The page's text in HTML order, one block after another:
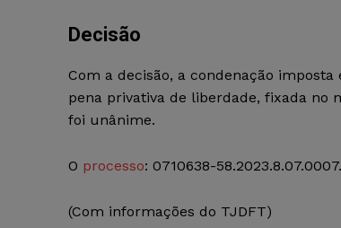
Decisão
Com a decisão, a condenação
pena privativa de liberdade, fixada no
foi unânime.
O processo: 0710638-58.2023.8.07.0007.
(Com informações do TJDFT)